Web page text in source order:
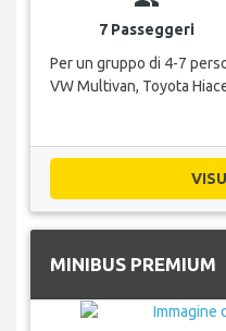
7 Passeggeri
Per un gruppo di 4-7
VW Multivan, Toyota
MINIBUS PREMIUM